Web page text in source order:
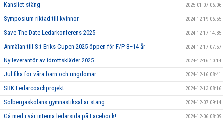
Kansliet stäng 2025-01-07 06:06
Symposium riktad till kvinnor 2024-12-19 06:55
Save The Date Ledarkonferens 2025 2024-12-17 14:35
Anmälan till S:t Eriks-Cupen 2025 öppen för F/P 8–14 år 2024-12-17 07:57
Ny leverantör av idrottskläder 2025 2024-12-16 10:14
Jul fika för våra barn och ungdomar 2024-12-16 08:41
SBK Ledarcoachprojekt 2024-12-13 08:16
Solbergaskolans gymnastiksal är stäng 2024-12-07 09:14
Gå med i vår interna ledarsida på Facebook! 2024-12-06 08:09